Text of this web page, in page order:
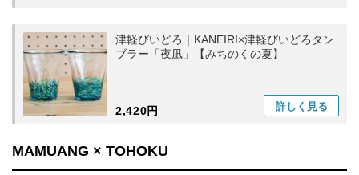
津軽びいどろ｜KANEIRI×津軽びいどろタン
ブラー「夜凪」【みちのくの夏】
2,420円 詳しく 見る
MAMUANG × TOHOKU